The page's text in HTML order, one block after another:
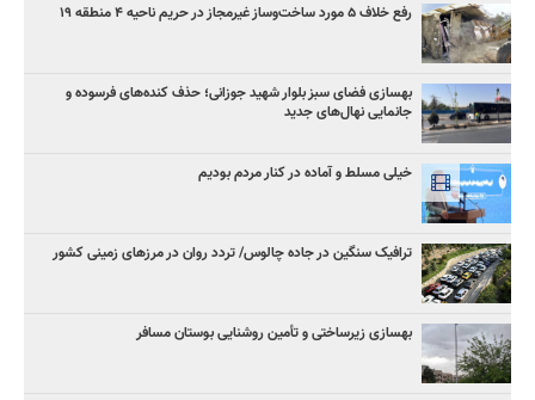
رفع خلاف ۵ مورد ساخت‌وساز غیرمجاز در حریم ناحیه ۴ منطقه ۱۹
بهسازی فضای سبز بلوار شهید جوزانی؛ حذف کنده‌های فرسوده و
جانمایی نهال‌های جدید
خیلی مسلط و آماده در کنار مردم بودیم
ترافیک سنگین در جاده چالوس/ تردد روان در مرزهای زمینی کشور
بهسازی زیرساختی و تأمین روشنایی بوستان مسافر